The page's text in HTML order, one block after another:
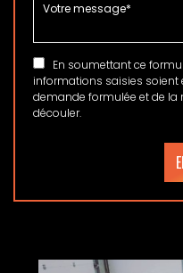
En soumettant ce
informations saisies soient
demande formulée et de
découler.